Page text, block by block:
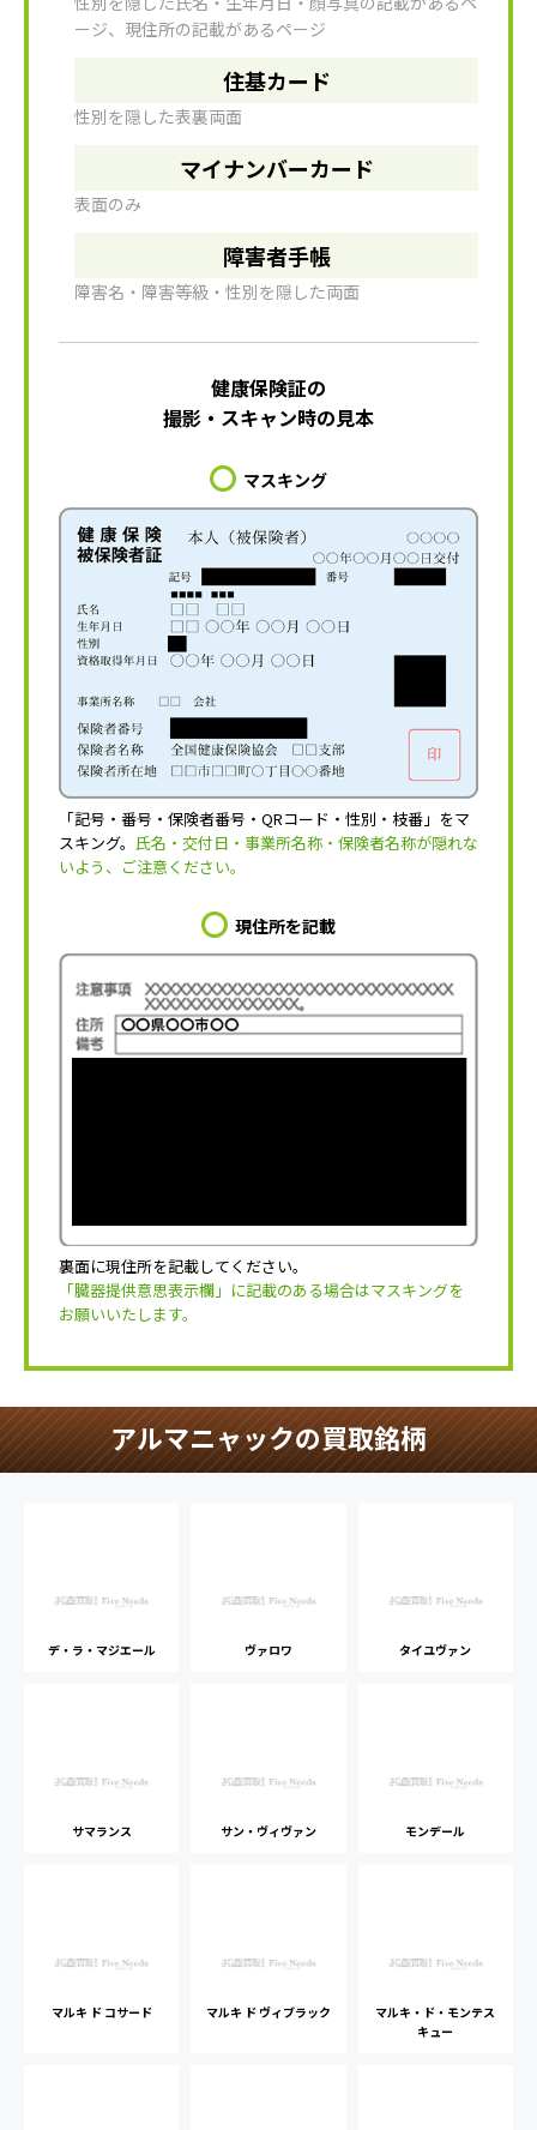
ージ、現住所の記載があるページ
住基カード
性別を隠した表裏両面
マイナンバーカード
表面のみ
障害者手帳
障害名・障害等級・性別を隠した両面
健康保険証の
撮影・スキャン時の見本
マスキング
「記号・番号・保険者番号・QRコード・性別・枝番」をマ
スキング。 氏名・交付日・事業所名称・保険者名称が隠れな
いよう、ご注意ください。
現住所を記載
裏面に現住所を記載してください。
「臓器提供意思表示欄」に記載のある場合はマスキングを
お願いいたします。
アルマニャックの買取銘柄
デ・ラ・マジエール ヴァロワ タイユヴァン
サマランス サン・ヴィヴァン モンデール
マルキ ド コサード マルキ ド ヴィブラック
マルキ・ド・モンテス
キュー